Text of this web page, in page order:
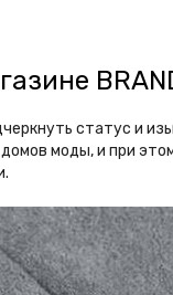
статус и
моды, и при